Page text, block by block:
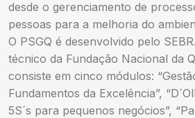
desde o gerenciamento de
pessoas para a melhoria do
O PSGQ é desenvolvido pelo
técnico da Fundação Nacional da
consiste em cinco módulos:
Fundamentos da Excelência”,
5S´s para pequenos negócios”,